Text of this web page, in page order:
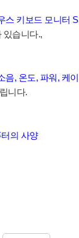
스 키보드 모니터
있습니다.,
음, 온도, 파워, 케
니다.
의 사양